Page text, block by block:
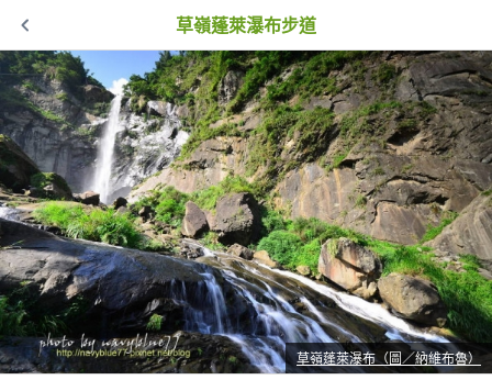
草嶺蓬萊瀑布步道
草嶺蓬萊瀑布（圖／納維布魯）